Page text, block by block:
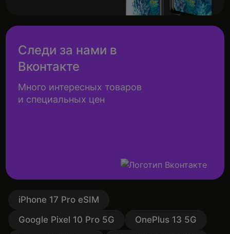
Следи за нами в
Вконтакте
Много интересных товаров
и специальных цен
iPhone 17 Pro eSIM
Google Pixel 10 Pro 5G
OnePlus 13 5G